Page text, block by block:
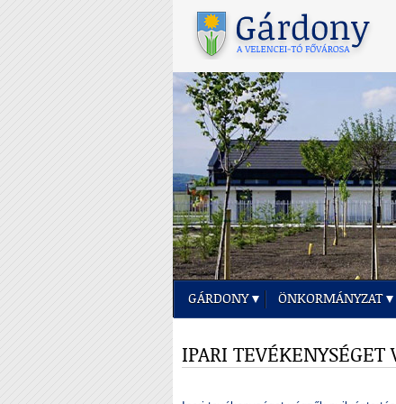
GÁRDONY ÖNKORMÁNYZAT
IPARI TEVÉKENYSÉGET